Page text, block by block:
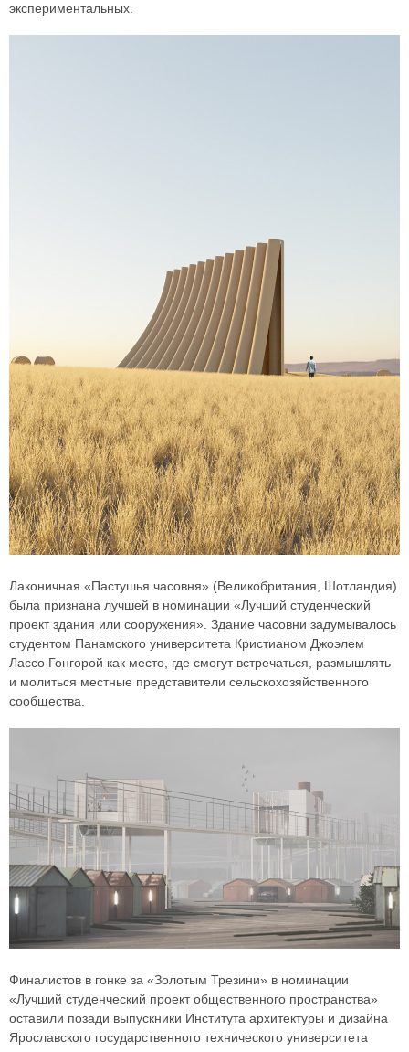
экспериментальных.
Лаконичная «Пастушья часовня» (Великобритания, Шотландия)
была признана лучшей в номинации «Лучший студенческий
проект здания или сооружения». Здание часовни задумывалось
студентом Панамского университета Кристианом Джоэлем
Лассо Гонгорой как место, где смогут встречаться, размышлять
и молиться местные представители сельскохозяйственного
сообщества.
Финалистов в гонке за «Золотым Трезини» в номинации
«Лучший студенческий проект общественного пространства»
оставили позади выпускники Института архитектуры и дизайна
Ярославского государственного технического университета